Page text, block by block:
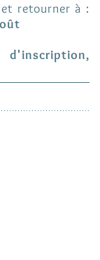
retourner à :
d'inscription,